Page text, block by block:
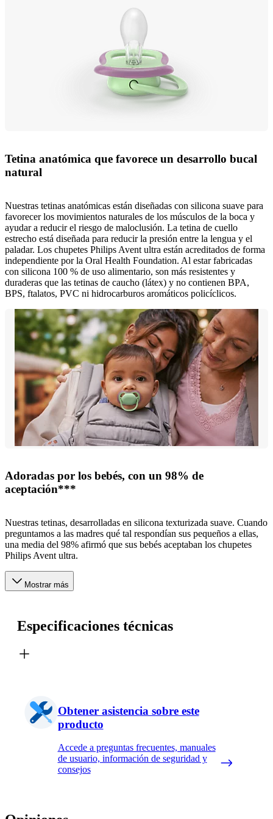
Tetina anatómica que favorece un desarrollo bucal
natural
Nuestras tetinas anatómicas están diseñadas con silicona suave para
favorecer los movimientos naturales de los músculos de la boca y
ayudar a reducir el riesgo de maloclusión. La tetina de cuello
estrecho está diseñada para reducir la presión entre la lengua y el
paladar. Los chupetes Philips Avent ultra están acreditados de forma
independiente por la Oral Health Foundation. Al estar fabricadas
con silicona 100 % de uso alimentario, son más resistentes y
duraderas que las tetinas de caucho (látex) y no contienen BPA,
BPS, ftalatos, PVC ni hidrocarburos aromáticos policíclicos.
Adoradas por los bebés, con un 98% de
aceptación***
Nuestras tetinas, desarrolladas en silicona texturizada suave. Cuando
preguntamos a las madres qué tal respondían sus pequeños a ellas,
una media del 98% afirmó que sus bebés aceptaban los chupetes
Philips Avent ultra.
Mostrar más
Especificaciones técnicas
Obtener asistencia sobre este
producto
Accede a preguntas frecuentes, manuales
de usuario, información de seguridad y
consejos